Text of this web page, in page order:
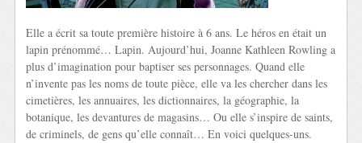
Elle a écrit sa toute première histoire à 6 ans. Le héros en était un
lapin prénommé… Lapin. Aujourd’hui, Joanne Kathleen Rowling a
plus d’imagination pour baptiser ses personnages. Quand elle
n’invente pas les noms de toute pièce, elle va les chercher dans les
cimetières, les annuaires, les dictionnaires, la géographie, la
botanique, les devantures de magasins… Ou elle s’inspire de saints,
de criminels, de gens qu’elle connaît… En voici quelques-uns.